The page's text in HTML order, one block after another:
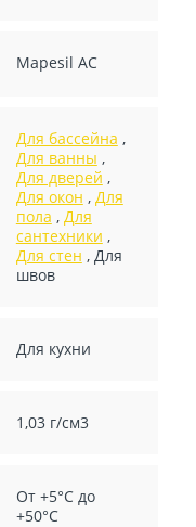
Mapesil AC
Для бассейна ,
Для ванны ,
Для дверей ,
Для окон , Для
пола , Для
сантехники ,
Для стен , Для
швов
Для кухни
1,03 г/см3
От +5°С до
+50°С